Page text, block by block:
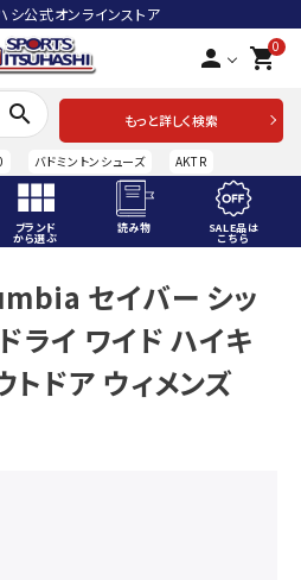
シ公式オンラインストア
person 0
shopping_cart
search
もっと詳しく検索
バドミントンシューズ AKTR
ブランド
から選ぶ
読み物 SALE品は
こちら
会員登録
セイバー シッ
ライ ワイド ハイキ
トドア ウィメンズ